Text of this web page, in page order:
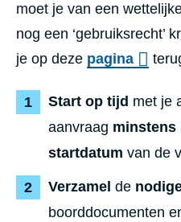
moet je van een
nog een ‘gebruiksrecht’
je op deze pagina
Start op tijd met je
aanvraag minstens
startdatum van de
Verzamel de
boorddocumenten